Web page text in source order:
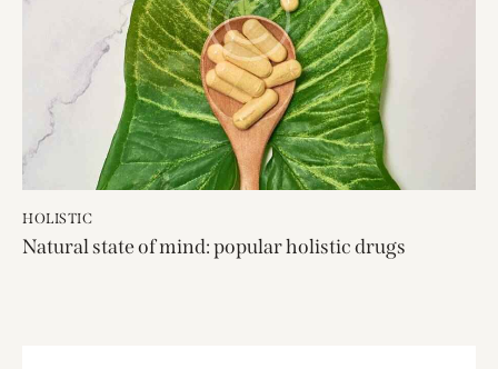
HOLISTIC
Natural state of mind: popular holistic drugs